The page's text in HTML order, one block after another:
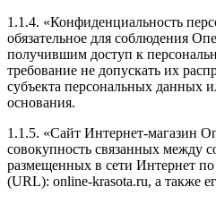
1.1.4. «Конфиденциальность
обязательное для соблюдения
получившим доступ к
требование не допускать их
субъекта персональных данных
основания.
1.1.5. «Сайт Интернет-магазин
совокупность связанных между
размещенных в сети Интернет
(URL): online-krasota.ru, а также